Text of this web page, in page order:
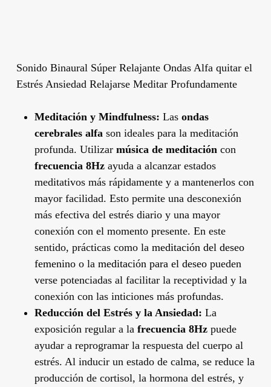
Sonido Binaural Súper Relajante Ondas Alfa quitar el
Estrés Ansiedad Relajarse Meditar Profundamente
Meditación y Mindfulness: Las ondas
cerebrales alfa son ideales para la meditación
profunda. Utilizar música de meditación con
frecuencia 8Hzayuda a alcanzar estados
meditativos más rápidamente y a mantenerlos con
mayor facilidad. Esto permite una desconexión
más efectiva del estrés diario y una mayor
conexión con el momento presente. En este
sentido, prácticas como la meditación del deseo
femeninoo la meditación para el deseopueden
verse potenciadas al facilitar la receptividad y la
conexión con las inticiones más profundas.
Reducción del Estrés y la Ansiedad: La
exposición regular a la frecuencia 8Hzpuede
ayudar a reprogramar la respuesta del cuerpo al
estrés. Al inducir un estado de calma, se reduce la
producción de cortisol, la hormona del estrés, y